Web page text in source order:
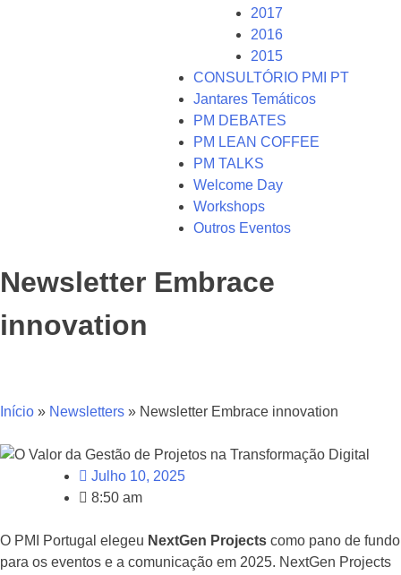
2017
2016
2015
CONSULTÓRIO PMI PT
Jantares Temáticos
PM DEBATES
PM LEAN COFFEE
PM TALKS
Welcome Day
Workshops
Outros Eventos
Newsletter Embrace
innovation
Início » Newsletters » Newsletter Embrace innovation
Julho 10, 2025
8:50 am
O PMI Portugal elegeu NextGen Projects como pano de fundo
para os eventos e a comunicação em 2025. NextGen Projects